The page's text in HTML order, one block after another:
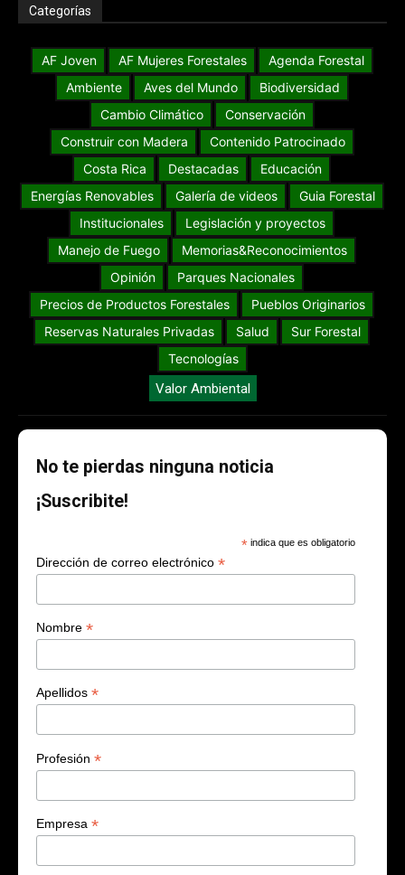
Categorías
AF Joven AF Mujeres Forestales
Agenda Forestal
Ambiente
Aves del Mundo
Biodiversidad
Cambio Climático
Conservación
Construir con Madera
Contenido Patrocinado
Costa Rica
Destacadas
Educación
Energías Renovables
Galería de videos
Guia Forestal
Institucionales
Legislación y proyectos
Manejo de Fuego
Memorias&Reconocimientos
Opinión
Parques Nacionales
Precios de Productos Forestales
Pueblos Originarios
Reservas Naturales Privadas
Salud
Sur Forestal
Tecnologías
Valor Ambiental
No te pierdas ninguna noticia
¡Suscribite!
* indica que es obligatorio
Dirección de correo electrónico *
Nombre *
Apellidos *
Profesión *
Empresa *